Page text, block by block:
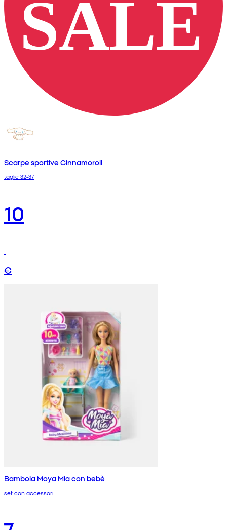
Scarpe sportive Cinnamoroll
taglie 32-37
10
€
Bambola Moya Mia con bebè
set con accessori